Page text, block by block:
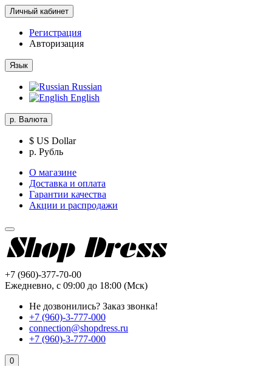
Личный кабинет
Регистрация
Авторизация
Язык
Russian
English
р. Валюта
$ US Dollar
р. Рубль
О магазине
Доставка и оплата
Гарантии качества
Акции и распродажи
+7 (960)-377-70-00
Ежедневно, с 09:00 до 18:00 (Мск)
Не дозвонились? Заказ звонка!
+7 (960)-3-777-000
connection@shopdress.ru
+7 (960)-3-777-000
0